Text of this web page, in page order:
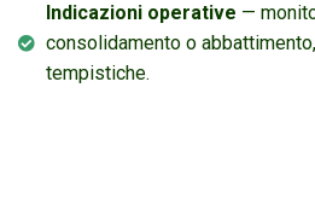
Indicazioni operative —
consolidamento o
tempistiche.